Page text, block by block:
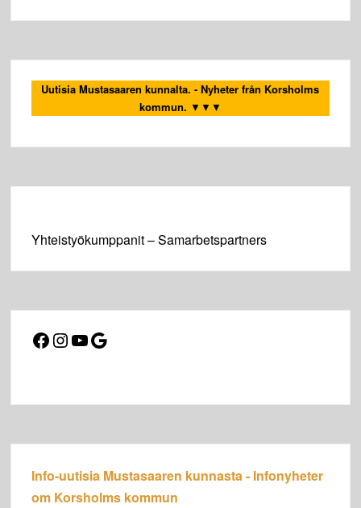
Uutisia Mustasaaren kunnalta. - Nyheter från Korsholms
kommun. ▼▼▼
Yhteistyökumppanit – Samarbetspartners
Facebook
Instagram
YouTube
Google
Info-uutisia Mustasaaren kunnasta - Infonyheter
om Korsholms kommun